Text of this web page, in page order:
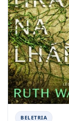
BELETRIA